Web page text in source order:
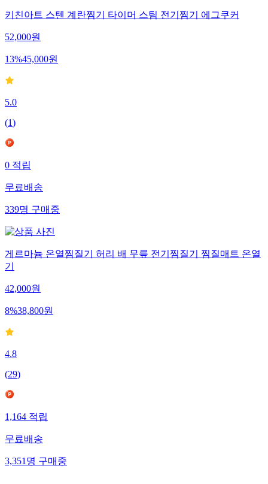
키친아트 스텐 계란찜기 타이머 스팀 전기찜기 에그쿠커
52,000원
13%45,000원
5.0
(1)
0 적립
무료배송
339명 구매중
게르마늄 온열찜질기 허리 배 무릎 전기찜질기 찜질매트 온열
기
42,000원
8%38,800원
4.8
(29)
1,164 적립
무료배송
3,351 명 구매중